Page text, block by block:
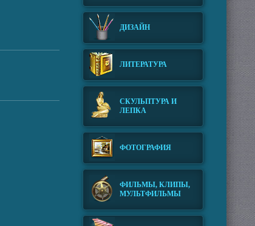
ДИЗАЙН
ЛИТЕРАТУРА
СКУЛЬПТУРА И
ЛЕПКА
ФОТОГРАФИЯ
ФИЛЬМЫ, КЛИПЫ,
МУЛЬТФИЛЬМЫ